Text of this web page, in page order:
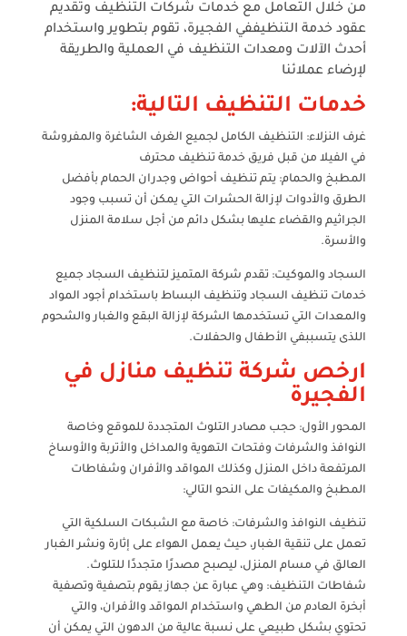
من خلال التعامل مع خدمات شركات التنظيف وتقديم
عقود خدمة التنظيففي الفجيرة، تقوم بتطوير واستخدام
أحدث الآلات ومعدات التنظيف في العملية والطريقة
لإرضاء عملائنا
خدمات التنظيف التالية:
غرف النزلاء: التنظيف الكامل لجميع الغرف الشاغرة والمفروشة
في الفيلا من قبل فريق خدمة تنظيف محترف
المطبخ والحمام: يتم تنظيف أحواض وجدران الحمام بأفضل
الطرق والأدوات لإزالة الحشرات التي يمكن أن تسبب وجود
الجراثيم والقضاء عليها بشكل دائم من أجل سلامة المنزل
والأسرة.
السجاد والموكيت: تقدم شركة المتميز لتنظيف السجاد جميع
خدمات تنظيف السجاد وتنظيف البساط باستخدام أجود المواد
والمعدات التي تستخدمها الشركة لإزالة البقع والغبار والشحوم
اللذى يتسببفي الأطفال والحفلات.
ارخص شركة تنظيف منازل في
الفجيرة
المحور الأول: حجب مصادر التلوث المتجددة للموقع وخاصة
النوافذ والشرفات وفتحات التهوية والمداخل والأتربة والأوساخ
المرتفعة داخل المنزل وكذلك المواقد والأفران وشفاطات
المطبخ والمكيفات على النحو التالي:
تنظيف النوافذ والشرفات: خاصة مع الشبكات السلكية التي
تعمل على تنقية الغبار، حيث يعمل الهواء على إثارة ونشر الغبار
العالق في مسام المنزل، ليصبح مصدرًا متجددًا للتلوث.
شفاطات التنظيف: وهي عبارة عن جهاز يقوم بتصفية وتصفية
أبخرة العادم من الطهي واستخدام المواقد والأفران، والتي
تحتوي بشكل طبيعي على نسبة عالية من الدهون التي يمكن أن